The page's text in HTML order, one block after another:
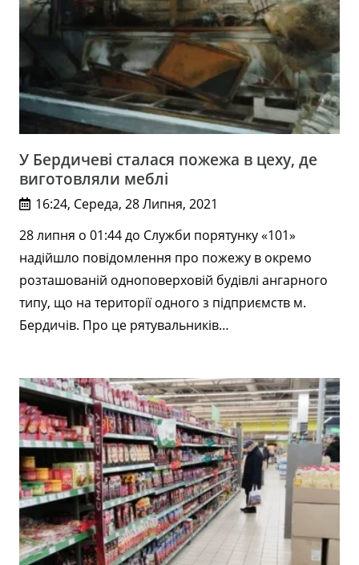
У Бердичеві сталася пожежа в цеху, де
виготовляли меблі
16:24, Середа, 28 Липня, 2021
28 липня о 01:44 до Служби порятунку «101»
надійшло повідомлення про пожежу в окремо
розташованій одноповерховій будівлі ангарного
типу, що на території одного з підприємств м.
Бердичів. Про це рятувальників…